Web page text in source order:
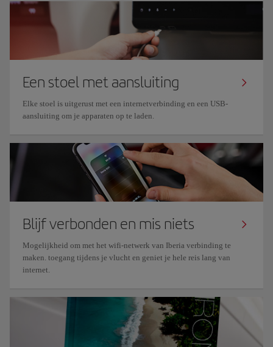
Een stoel met aansluiting
Elke stoel is uitgerust met een internetverbinding en een USB-
aansluiting om je apparaten op te laden.
Blijf verbonden en mis niets
Mogelijkheid om met het wifi-netwerk van Iberia verbinding te
maken. toegang tijdens je vlucht en geniet je hele reis lang van
internet.